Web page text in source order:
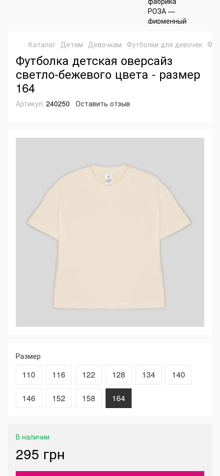
Каталог Детям Девочкам Футболки для девочек
Футболка детская оверсайз
светло-бежевого цвета - размер
164
Артикул: 240250 Оставить отзыв
Размер
110 116 122 128 134 140
146 152 158 164
В наличии
295 грн